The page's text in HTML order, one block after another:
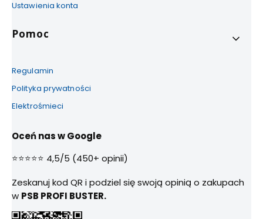
Ustawienia konta
Pomoc
Regulamin
Polityka prywatności
Elektrośmieci
Oceń nas w Google
⭐⭐⭐⭐⭐ 4,5/5 (450+ opinii)
Zeskanuj kod QR i podziel się swoją opinią o zakupach
w PSB PROFI BUSTER.